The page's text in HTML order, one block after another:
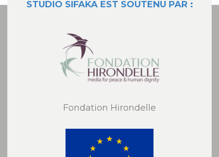
STUDIO SIFAKA EST SOUTENU PAR :
Fondation Hirondelle